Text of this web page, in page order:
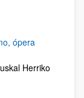
ópera
Herriko